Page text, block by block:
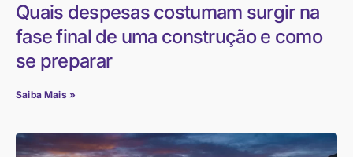
Quais despesas costumam surgir na
fase final de uma construção e como
se preparar
Saiba Mais »